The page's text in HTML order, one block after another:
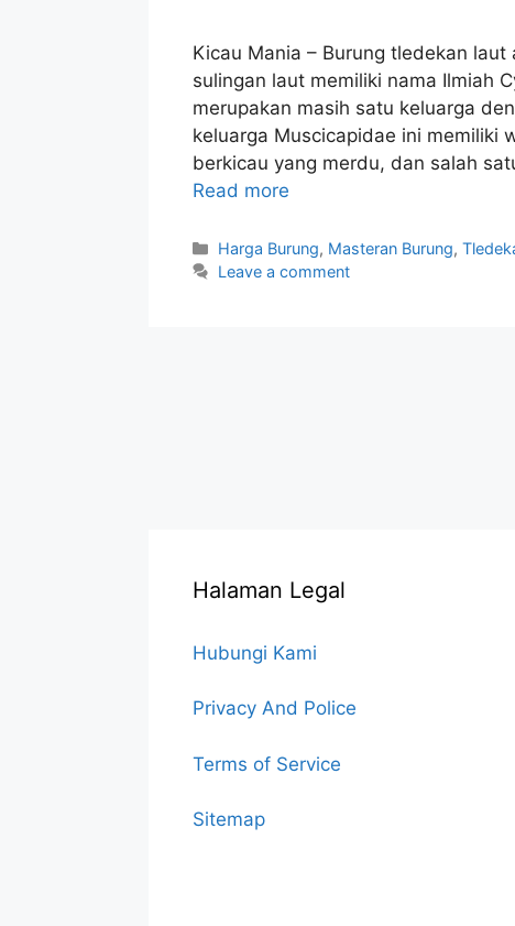
Kicau Mania – Burung tledekan
sulingan laut memiliki nama Ilmiah
merupakan masih satu keluarga
keluarga Muscicapidae ini memiliki
berkicau yang merdu, dan salah
Read more
Categories
Harga Burung, Masteran Burung,
Leave a comment
Halaman Legal
Hubungi Kami
Privacy And Police
Terms of Service
Sitemap